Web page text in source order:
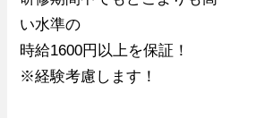
い水準の
時給1600円以上を保証！
※経験考慮します！